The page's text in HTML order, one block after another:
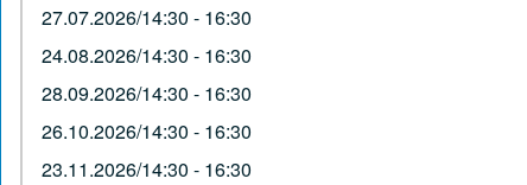
27.07.2026/14:30 - 16:30
24.08.2026/14:30 - 16:30
28.09.2026/14:30 - 16:30
26.10.2026/14:30 - 16:30
23.11.2026/14:30 - 16:30